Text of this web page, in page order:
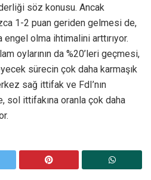
söz konusu. Ancak
1-2 puan geriden gelmesi de,
engel olma ihtimalini arttırıyor.
oylarının da %20’leri geçmesi,
sürecin çok daha karmaşık
sağ ittifak ve FdI’nın
sol ittifakına oranla çok daha